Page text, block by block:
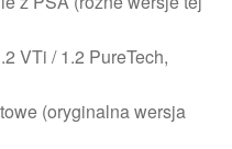
VTi / 1.2 PureTech,
(oryginalna wersja